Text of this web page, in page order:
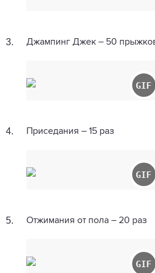
3. Джампинг Джек – 50
4. Приседания – 15 раз
5. Отжимания от пола – 20 раз